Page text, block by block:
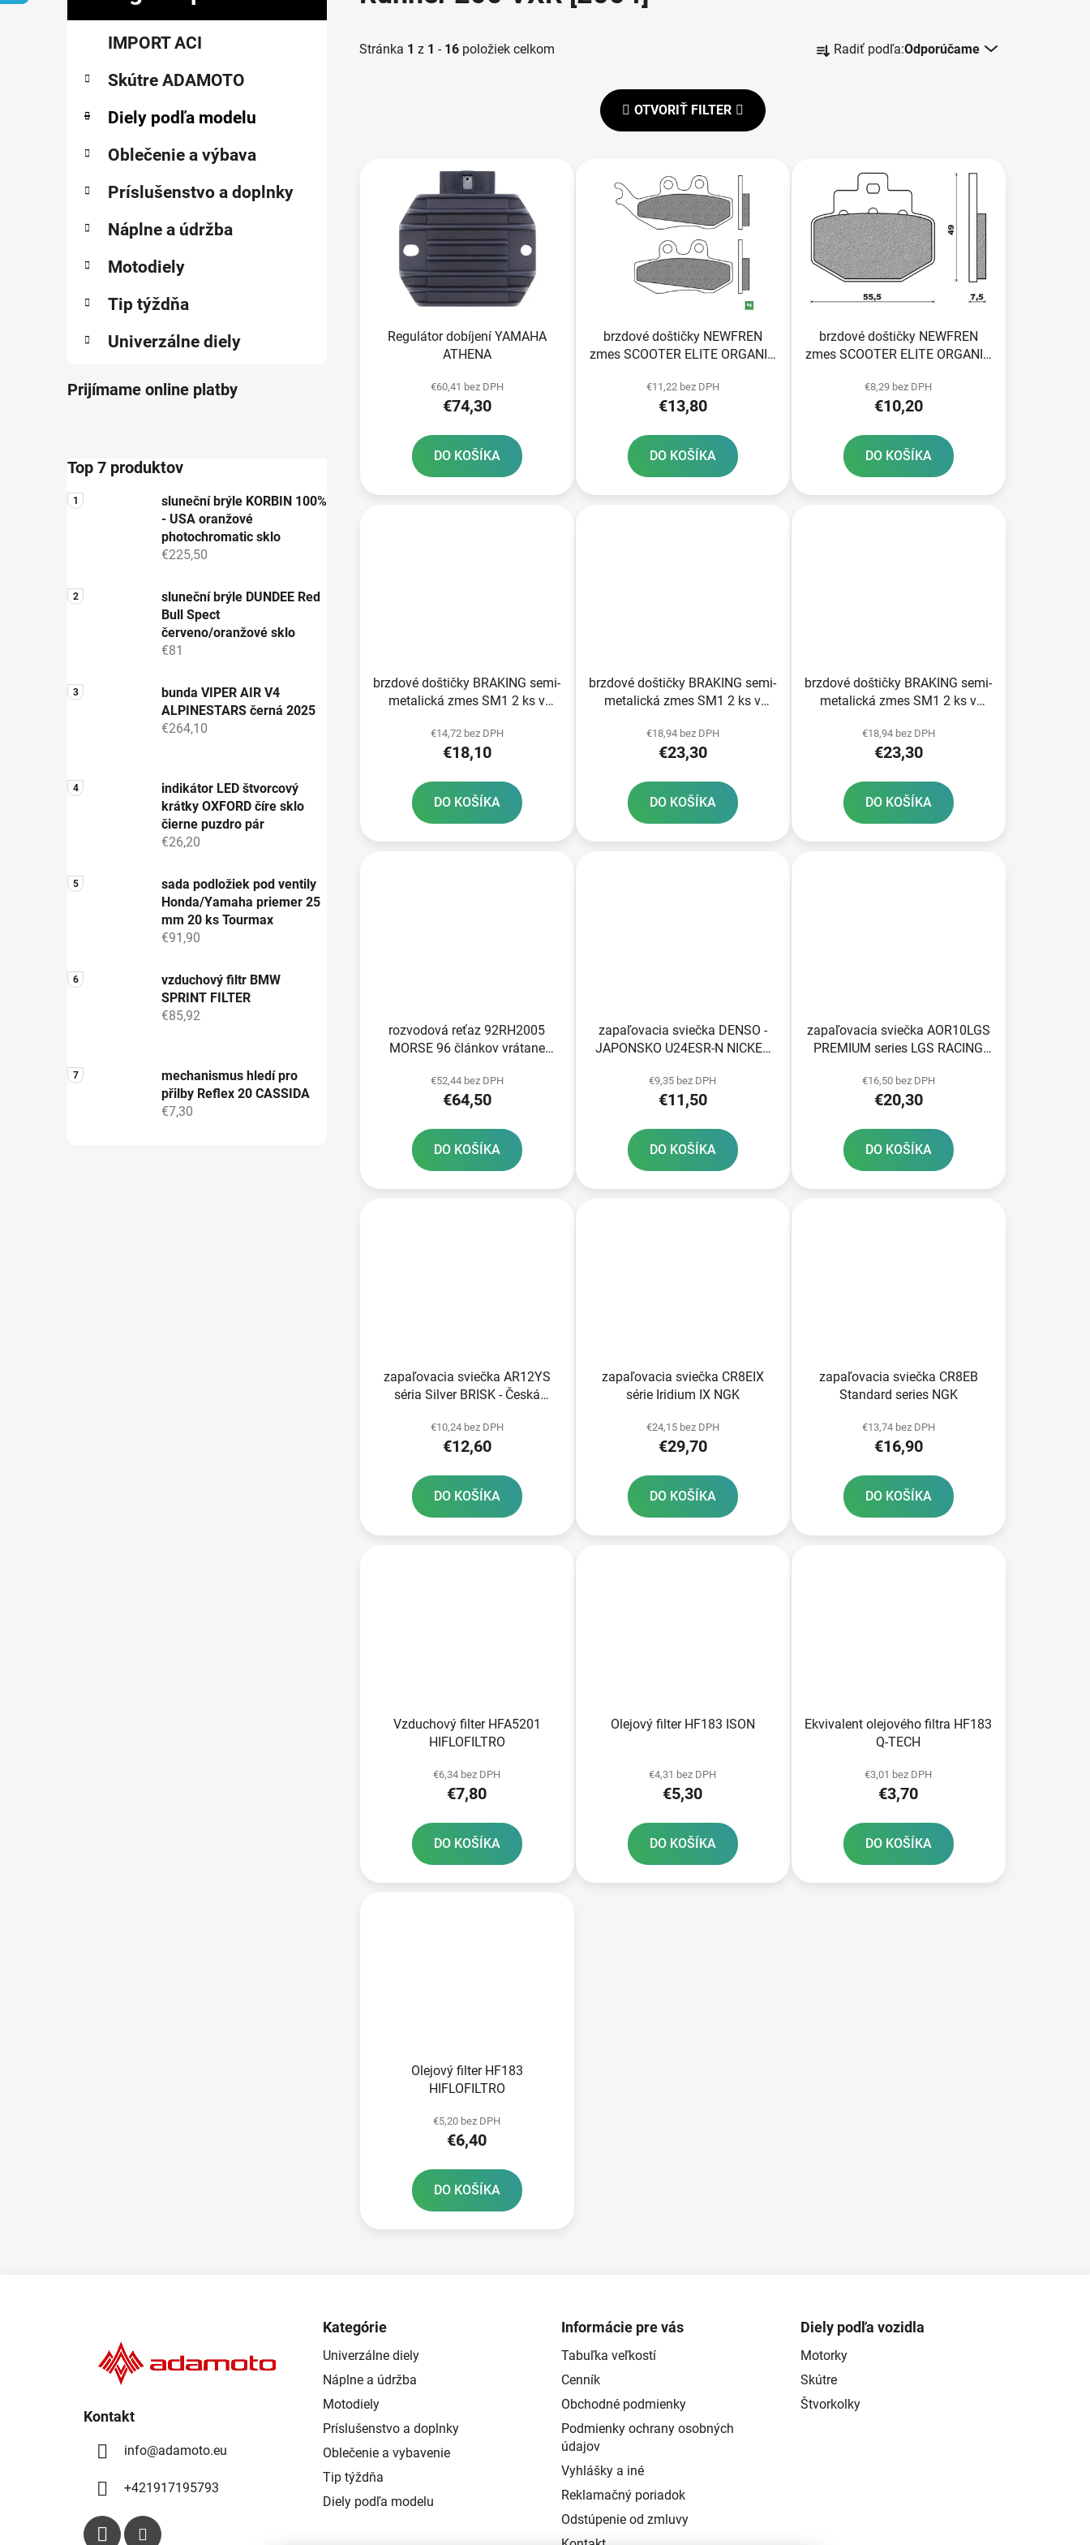
č
kategórieIMPORT ACI
Skútre ADAMOTO
Diely podľa modelu
Oblečenie a výbava
Príslušenstvo a doplnky
Náplne a údržba
Motodiely
Tip týždňa
Univerzálne diely
Prijímame online platby
Top 7 produktov
sluneční brýle KORBIN 100%
- USA oranžové
photochromatic sklo
€225,50
sluneční brýle DUNDEE Red
Bull Spect
červeno/oranžové sklo
€81
bunda VIPER AIR V4
ALPINESTARS černá 2025
€264,10
indikátor LED štvorcový
krátky OXFORD číre sklo
čierne puzdro pár
€26,20
sada podložiek pod ventily
Honda/Yamaha priemer 25
mm 20 ks Tourmax
€91,90
vzduchový filtr BMW
SPRINT FILTER
€85,92
mechanismus hledí pro
přilby Reflex 20 CASSIDA
€7,30
Stránka 1 z 1 - 16 položiek celkom
a
o
d
u
o
v
Radiť podľa:Odporúčame
OTVORIŤ FILTER
Regulátor dobíjení YAMAHA
ATHENA
€60,41 bez DPH
€74,30
DO KOŠÍKA
brzdové doštičky NEWFREN
zmes SCOOTER ELITE ORGANIC
€11,22 bez DPH
€13,80
DO KOŠÍKA
brzdové doštičky NEWFREN
zmes SCOOTER ELITE ORGANIC
€8,29 bez DPH
€10,20
DO KOŠÍKA
brzdové doštičky BRAKING semi-
metalická zmes SM1 2 ks v
€14,72 bez DPH
€18,10
DO KOŠÍKA
brzdové doštičky BRAKING semi-
metalická zmes SM1 2 ks v
€18,94 bez DPH
€23,30
DO KOŠÍKA
brzdové doštičky BRAKING semi-
metalická zmes SM1 2 ks v
€18,94 bez DPH
€23,30
DO KOŠÍKA
rozvodová reťaz 92RH2005
MORSE 96 článkov vrátane
€52,44 bez DPH
€64,50
DO KOŠÍKA
zapaľovacia sviečka DENSO -
JAPONSKO U24ESR-N NICKEL
€9,35 bez DPH
€11,50
DO KOŠÍKA
zapaľovacia sviečka AOR10LGS
PREMIUM series LGS RACING
€16,50 bez DPH
€20,30
DO KOŠÍKA
zapaľovacia sviečka AR12YS
séria Silver BRISK - Česká
€10,24 bez DPH
€12,60
DO KOŠÍKA
zapaľovacia sviečka CR8EIX
série Iridium IX NGK
€24,15 bez DPH
€29,70
DO KOŠÍKA
zapaľovacia sviečka CR8EB
Standard series NGK
€13,74 bez DPH
€16,90
DO KOŠÍKA
Vzduchový filter HFA5201
HIFLOFILTRO
€6,34 bez DPH
€7,80
DO KOŠÍKA
Olejový filter HF183 ISON
€4,31 bez DPH
€5,30
DO KOŠÍKA
Ekvivalent olejového filtra HF183
Q-TECH
€3,01 bez DPH
€3,70
DO KOŠÍKA
Olejový filter HF183
HIFLOFILTRO
€5,20 bez DPH
€6,40
DO KOŠÍKA
d
e
p
r
y
v
ý
Kontakt
info@adamoto.eu
+421917195793
Kategórie
Univerzálne diely
Náplne a údržba
Motodiely
Príslušenstvo a doplnky
Oblečenie a vybavenie
Tip týždňa
Diely podľa modelu
Informácie pre vás
Tabuľka veľkostí
Cenník
Obchodné podmienky
Podmienky ochrany osobných
údajov
Vyhlášky a iné
Reklamačný poriadok
Odstúpenie od zmluvy
Diely podľa vozidla
Motorky
Skútre
Štvorkolky